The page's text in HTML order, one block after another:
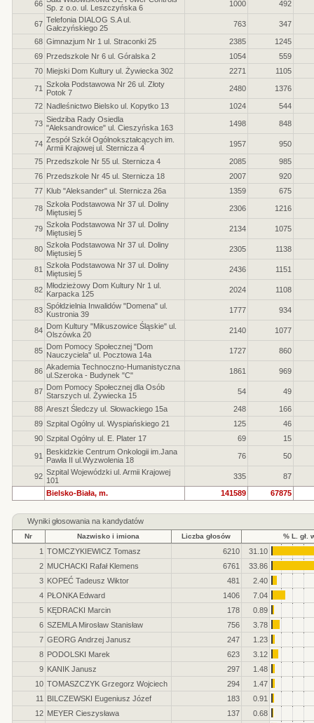
66 Sp. z o.o. ul. Leszczyńska 6
1000 492
67 Telefonia DIALOG S.A ul.
Gałczyńskiego 25
763 347
68 Gimnazjum Nr 1 ul. Straconki 25 2385
1245
69 Przedszkole Nr 6 ul. Góralska 2 1054
559
70 Miejski Dom Kultury ul. Żywiecka 302 2271 1105
71 Szkoła Podstawowa Nr 26 ul. Złoty
Potok 7
2480 1376
72 Nadleśnictwo Bielsko ul. Kopytko 13 1024 544
73 Siedziba Rady Osiedla
"Aleksandrowice" ul. Cieszyńska 163
1498 848
74 Zespół Szkół Ogólnokształcących im.
Armii Krajowej ul. Sternicza 4
1957 950
75 Przedszkole Nr 55 ul. Sternicza 4 2085
985
76 Przedszkole Nr 45 ul. Sternicza 18 2007
920
77 Klub "Aleksander" ul. Sternicza 26a 1359 675
78 Szkoła Podstawowa Nr 37 ul. Doliny
Miętusiej 5
2306 1216
79 Szkoła Podstawowa Nr 37 ul. Doliny
Miętusiej 5
2134 1075
80 Szkoła Podstawowa Nr 37 ul. Doliny
Miętusiej 5
2305 1138
81 Szkoła Podstawowa Nr 37 ul. Doliny
Miętusiej 5
2436 1151
82 Młodzieżowy Dom Kultury Nr 1 ul.
Karpacka 125
2024 1108
83 Spółdzielnia Inwalidów "Domena" ul.
Kustronia 39
1777 934
84 Dom Kultury "Mikuszowice Śląskie" ul.
Olszówka 20
2140 1077
85 Dom Pomocy Społecznej "Dom
Nauczyciela" ul. Pocztowa 14a
1727 860
86 Akademia Technoczno-Humanistyczna
ul.Szeroka - Budynek "C"
1861 969
87 Dom Pomocy Społecznej dla Osób
Starszych ul. Żywiecka 15
54 49
88 Areszt Śledczy ul. Słowackiego 15a 248
166
89 Szpital Ogólny ul. Wyspiańskiego 21 125
46
90 Szpital Ogólny ul. E. Plater 17 69 15
91
Beskidzkie Centrum Onkologii im.Jana
Pawła II ul.Wyzwolenia 18
76 50
92 Szpital Wojewódzki ul. Armii Krajowej
101
335
87
Bielsko-Biała, m.
141589 67875
Wyniki głosowania na kandydatów
Nr Nazwisko i imiona Liczba głosów % L. gł.
1 TOMCZYKIEWICZ Tomasz 6210
31.10
2 MUCHACKI Rafał Klemens 6761
33.86
3 KOPEĆ Tadeusz Wiktor 481
2.40
4 PŁONKA Edward 1406
7.04
5 KĘDRACKI Marcin 178
0.89
6 SZEMLA Mirosław Stanisław 756
3.78
7 GEORG Andrzej Janusz 247
1.23
8 PODOLSKI Marek 623
3.12
9 KANIK Janusz 297
1.48
10 TOMASZCZYK Grzegorz Wojciech 294
1.47
11
BILCZEWSKI Eugeniusz Józef 183
0.91
12 MEYER Cieszysława 137
0.68